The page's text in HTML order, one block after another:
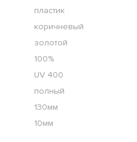
пластик
коричневый
золотой
100%
UV 400
полный
130мм
10мм